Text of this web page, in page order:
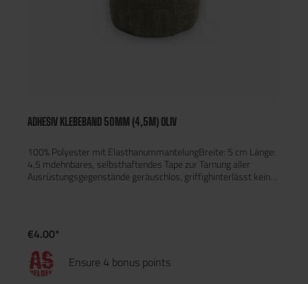
ADHESIV KLEBEBAND 50MM (4,5M) OLIV
100% Polyester mit ElasthanummantelungBreite: 5 cm Länge:
4,5 mdehnbares, selbsthaftendes Tape zur Tarnung aller
Ausrüstungsgegenstände geräuschlos, griffighinterlässt keine
€4.00*
Ensure 4 bonus points